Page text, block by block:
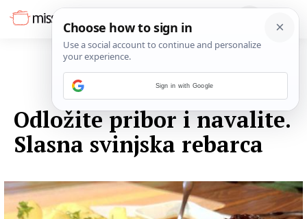
Odložite pribor i navalite.
Slasna svinjska rebarca
Sign in with Google